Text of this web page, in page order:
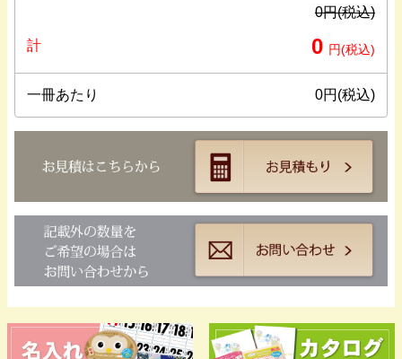
0円(税込)
計 0 円(税込)
一冊あたり 0円(税込)